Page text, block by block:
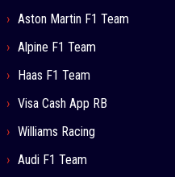
Aston Martin F1 Team
Alpine F1 Team
Haas F1 Team
Visa Cash App RB
Williams Racing
Audi F1 Team